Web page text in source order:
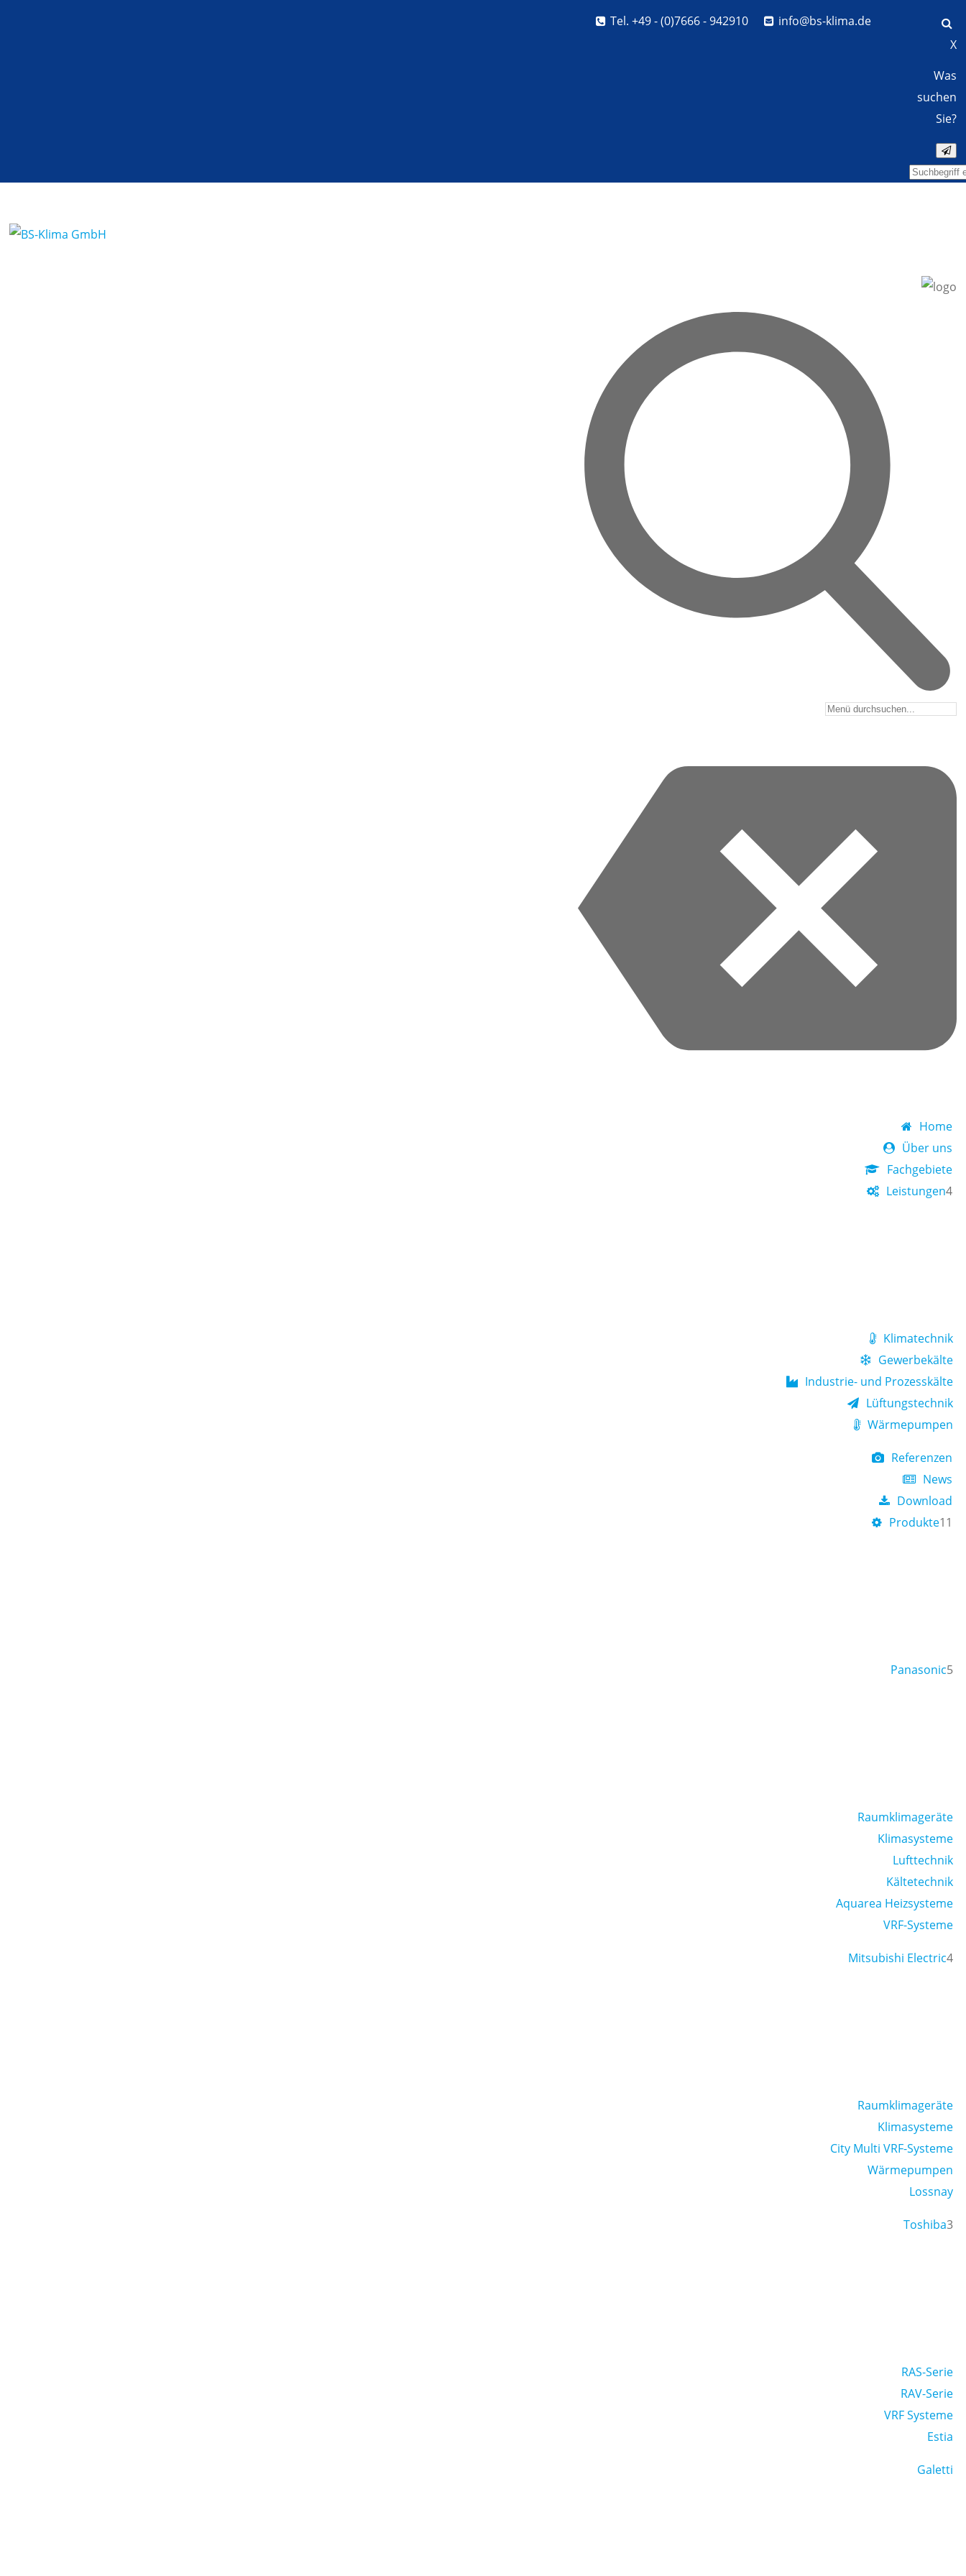
Tel. +49 - (0)7666 - 942910
info@bs-klima.de
X
Was
suchen
Sie?
Home
Über uns
Fachgebiete
Leistungen4
Klimatechnik
Gewerbekälte
Industrie- und Prozesskälte
Lüftungstechnik
Wärmepumpen
Referenzen
News
Download
Produkte11
Panasonic5
Raumklimageräte
Klimasysteme
Lufttechnik
Kältetechnik
Aquarea Heizsysteme
VRF-Systeme
Mitsubishi Electric4
Raumklimageräte
Klimasysteme
City Multi VRF-Systeme
Wärmepumpen
Lossnay
Toshiba3
RAS-Serie
RAV-Serie
VRF Systeme
Estia
Galetti